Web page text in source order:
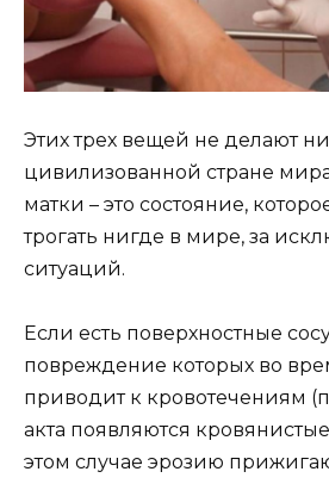
Этих трех вещей не делают
цивилизованной стране
матки – это состояние,
трогать нигде в мире, за
ситуаций.
Если есть поверхностные
повреждение которых во
приводит к кровотечениям
акта появляются
этом случае эрозию